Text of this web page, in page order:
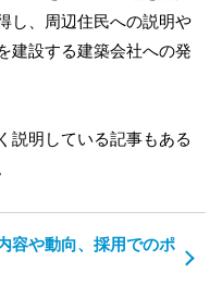
し、周辺住民への説明や
建設する建築会社への発
説明している記事もある
容や動向、採用でのポ